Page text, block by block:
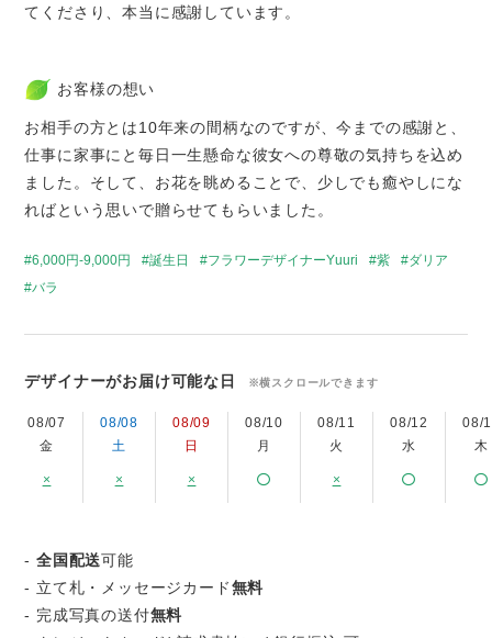
てくださり、本当に感謝しています。
お客様の想い
お相手の方とは10年来の間柄なのですが、今までの感謝と、
仕事に家事にと毎日一生懸命な彼女への尊敬の気持ちを込め
ました。そして、お花を眺めることで、少しでも癒やしにな
ればという思いで贈らせてもらいました。
6,000円-9,000円 誕生日 フラワーデザイナーYuuri 紫
ダリア
バラ
デザイナーがお届け可能な日 ※横スクロールできます
08/07
金
×
08/08
土
×
08/09
日
×
08/10
月
08/11
火
×
08/12
水
08/
木
-全国配送可能
- 立て札・メッセージカード無料
- 完成写真の送付無料